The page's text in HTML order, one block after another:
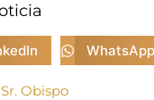
WhatsApp
Sr. Obispo